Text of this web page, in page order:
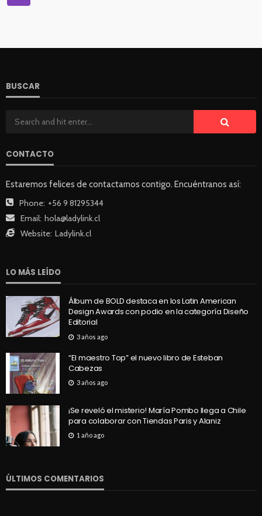
BUSCAR
CONTACTO
Estaremos felices de contactarnos contigo. Encuéntranos así:
Phone: +56 9 81295344
Email: hola@ladylink.cl
Website: Ladylink.cl
LO MÁS LEÍDO
Álbum de BOLD destaca en los Latin American
Design Awards con podio en la categoría Diseño
Editorial
3 años ago
“El maestro Top” el nuevo libro de Esteban
Cabezas
3 años ago
¡Se reveló el misterio! María Pombo llega a Chile
para colaborar con Tiendas Paris y Alaniz
1 año ago
ÚLTIMOS COMENTARIOS